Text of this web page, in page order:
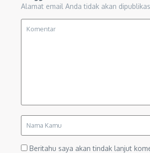
Alamat email Anda tidak akan
Beritahu saya akan tindak lanjut